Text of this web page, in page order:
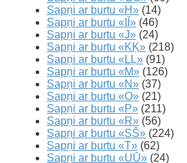
Sapņi ar burtu «H» (14)
Sapņi ar burtu «IĪ» (46)
Sapņi ar burtu «J» (24)
Sapņi ar burtu «KĶ» (218)
Sapņi ar burtu «LĻ» (91)
Sapņi ar burtu «M» (126)
Sapņi ar burtu «N» (37)
Sapņi ar burtu «O» (21)
Sapņi ar burtu «P» (211)
Sapņi ar burtu «R» (56)
Sapņi ar burtu «SŠ» (224)
Sapņi ar burtu «T» (62)
Sapņi ar burtu «UŪ» (24)